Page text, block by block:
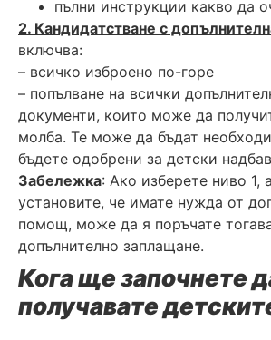
пълни инструкции какво да
2. Кандидатстване с
включва:
– всичко изброено по-горе
– попълване на всички
документи, които може да
молба. Те може да бъдат
бъдете одобрени за детски
Забележка: Ако изберете ниво 1,
установите, че имате нужда от
помощ, може да я поръчате
допълнително заплащане.
Кога ще започнете
получавате